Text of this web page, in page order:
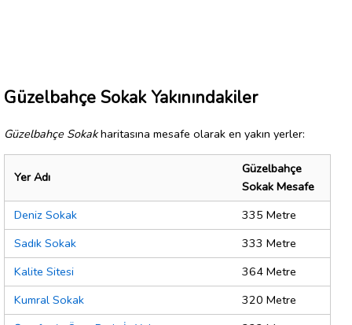
Güzelbahçe Sokak Yakınındakiler
Güzelbahçe Sokakharitasına mesafe olarak en yakın yerler:
Yer Adı
Güzelbahçe
Sokak Mesafe
Deniz Sokak
335 Metre
Sadık Sokak
333 Metre
Kalite Sitesi
364 Metre
Kumral Sokak
320 Metre